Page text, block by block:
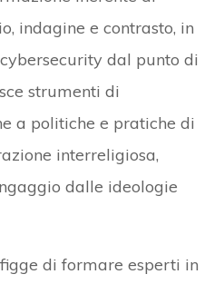
indagine e contrasto, in
dal punto di
strumenti di
a politiche e pratiche di
interreligiosa,
dalle ideologie
di formare esperti in